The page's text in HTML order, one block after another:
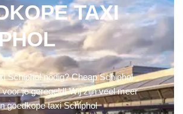
TAXI
Schiphol nodig? Cheap Schiphol
voor je geregeld! Wij zijn veel meer
goedkope taxi Schiphol